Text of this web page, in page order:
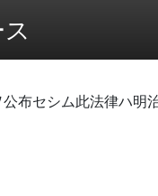
布セシム此法律ハ明